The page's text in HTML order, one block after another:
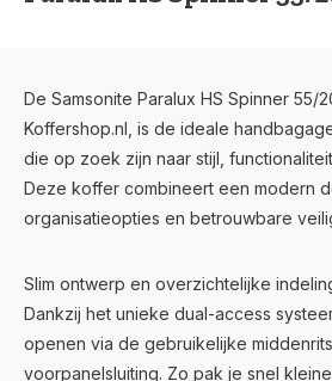
De Samsonite Paralux HS Spinner 55/
Koffershop.nl, is de ideale
die op zoek zijn naar stijl,
Deze koffer combineert een modern
organisatieopties en betrouwbare
Slim ontwerp en overzichtelijke
Dankzij het unieke dual-access
openen via de gebruikelijke
voorpanelsluiting. Zo pak je snel